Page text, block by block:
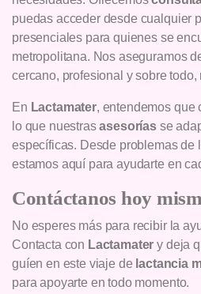
puedas acceder desde cualquier
presenciales para quienes se
metropolitana. Nos aseguramos
cercano, profesional y sobre todo,
En Lactamater, entendemos que
lo que nuestrasasesorías se
específicas. Desde problemas de
estamos aquí para ayudarte en
Contáctanos hoy
No esperes más para recibir la
Contacta con Lactamater y deja
guíen en este viaje de lactancia
para apoyarte en todo momento.